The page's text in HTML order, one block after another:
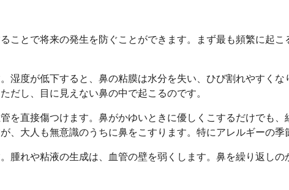
ことで将来の発生を防ぐことができます。まず最も頻繁に起
湿度が低下すると、鼻の粘膜は水分を失い、ひび割れやすく
だし、目に見えない鼻の中で起こるのです。
を直接傷つけます。鼻がかゆいときに優しくこするだけでも
、大人も無意識のうちに鼻をこすります。特にアレルギーの季
腫れや粘液の生成は、血管の壁を弱くします。鼻を繰り返し